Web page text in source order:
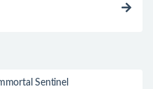
Sentinel